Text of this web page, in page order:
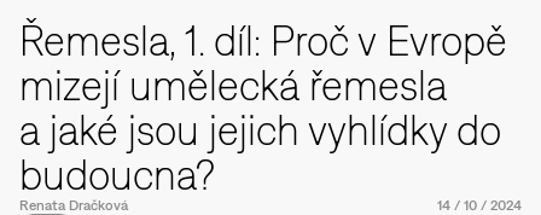
Řemesla, 1. díl: Proč v Evropě
mizejí umělecká řemesla
a jaké jsou jejich vyhlídky do
budoucna?
Renata Dračková 14 / 10 / 2024